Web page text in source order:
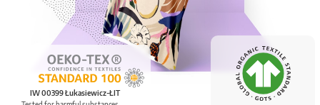
IW 00399 Łukasiewicz-ŁIT